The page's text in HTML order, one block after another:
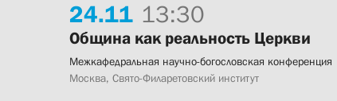
24.11 13:30
Община как реальность Церкви
Межкафедральная научно-богословская конференция
Москва, Свято-Филаретовский институт